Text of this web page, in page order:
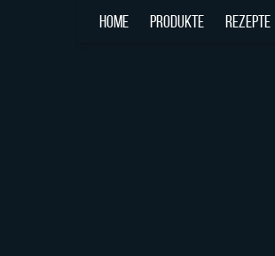
HOME PRODUKTE REZEPTE